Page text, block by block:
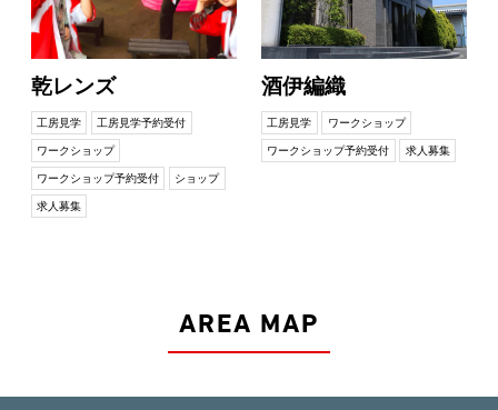
乾レンズ
工房見学 工房見学予約受付
ワークショップ
ワークショップ予約受付 ショップ
求人募集
酒伊編織
工房見学 ワークショップ
ワークショップ予約受付 求人募集
AREA MAP